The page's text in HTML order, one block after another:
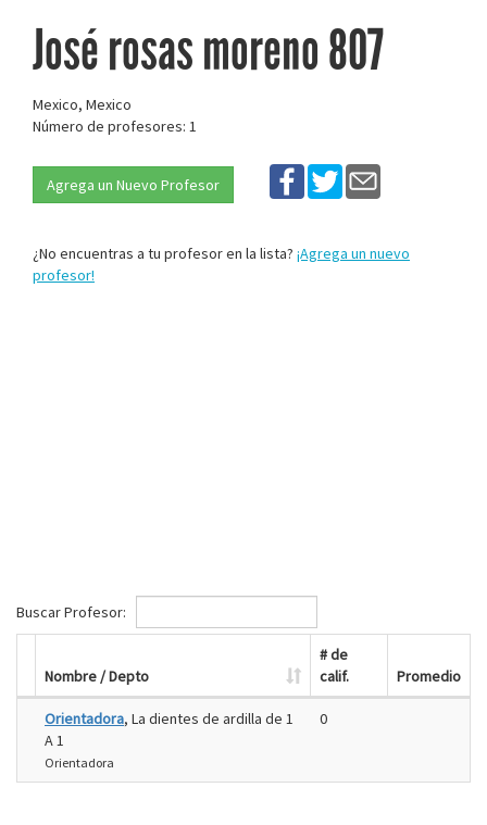
José rosas moreno 807
Mexico, Mexico
Número de profesores: 1
Agrega un Nuevo Profesor
¿No encuentras a tu profesor en la lista? ¡Agrega un nuevo
profesor!
Buscar Profesor:
Nombre / Depto
# de
calif.
Promedio
Orientadora, La dientes de ardilla de 1
A 1
Orientadora
0